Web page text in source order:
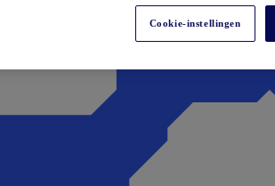
Cookie-instellingen